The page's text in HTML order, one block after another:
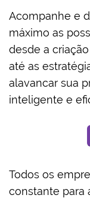
Acompanhe e
máximo as
desde a
até as
alavancar sua
inteligente e
Todos os
constante para